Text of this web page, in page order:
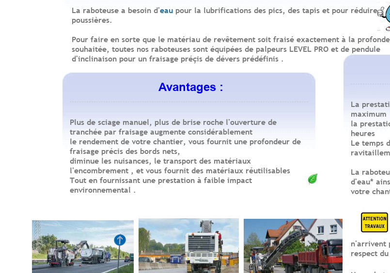
La raboteuse a besoin d'eau pour la lubrifications des pics, des tapis et pour réduire les
poussières.
Pour faire en sorte que le matériau de revêtement soit fraisé exactement à la
souhaitée, toutes nos raboteuses sont équipées de palpeurs LEVEL PRO et de pendule
d'inclinaison pour un fraisage préçis de dévers prédéfinis .
La
maximum
la
heures
Le temps
La
d'eau*
votre
* Les
n'arrivent
respect
Avantages :
Avantages :
Plus de sciage manuel, plus de brise roche l'ouverture de
tranchée par fraisage augmente considérablement
le rendement de votre chantier, vous fournit une profondeur de
fraisage précis des bords nets,
diminue les nuisances, le transport des matériaux
l'encombrement , et vous fournit des matériaux réutilisables
Tout en fournissant une prestation à faible impact
environnemental .